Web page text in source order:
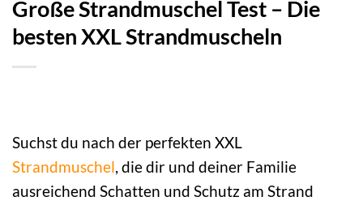
Große Strandmuschel Test – Die
besten XXL Strandmuscheln
Suchst du nach der perfekten XXL
Strandmuschel, die dir und deiner Familie
ausreichend Schatten und Schutz am Strand